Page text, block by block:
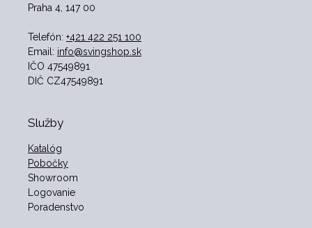
Praha 4, 147 00
Telefón: +421 422 251 100
Email: info@svingshop.sk
IČO 47549891
DIČ CZ47549891
Služby
Katalóg
Pobočky
Showroom
Logovanie
Poradenstvo